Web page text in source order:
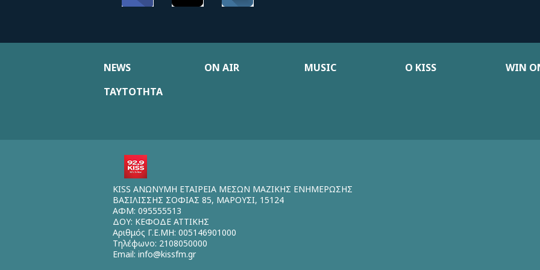
NEWS ON AIR MUSIC Ο KISS WIN
ΤΑΥΤΟΤΗΤΑ
KISS ΑΝΩΝΥΜΗ ΕΤΑΙΡΕΙΑ ΜΕΣΩΝ ΜΑΖΙΚΗΣ ΕΝΗΜΕΡΩΣΗΣ
ΒΑΣΙΛΙΣΣΗΣ ΣΟΦΙΑΣ 85, ΜΑΡΟΥΣΙ, 15124
ΑΦΜ: 095555513
ΔΟΥ: ΚΕΦΟΔΕ ΑΤΤΙΚΗΣ
Αριθμός Γ.Ε.ΜΗ: 005146901000
Τηλέφωνο: 2108050000
Email: info@kissfm.gr